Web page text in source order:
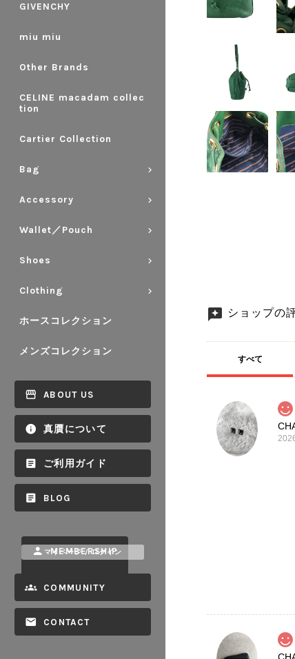
GIVENCHY
miu miu
Other Brands
CELINE macadam collec
tion
Cartier Collection
Bag
Accessory
Wallet／Pouch
Shoes
Clothing
ホースコレクション
メンズコレクション
ABOUT US
真贋について
ご利用ガイド
BLOG
MEMBERSHIP
マイページ / ログイン
COMMUNITY
CONTACT
ショップの
すべて